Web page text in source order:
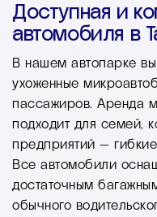
Доступная и
автомобиля в
В нашем автопарке
ухоженные
пассажиров. Аренда
подходит для семей,
предприятий —
Все автомобили
достаточным
обычного